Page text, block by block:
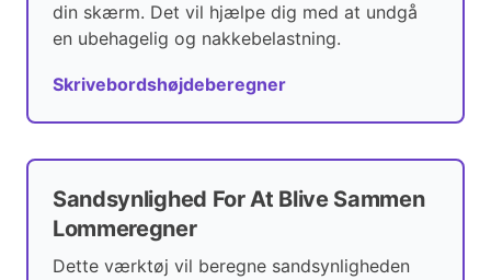
din skærm. Det vil hjælpe dig med at undgå
en ubehagelig og nakkebelastning.
Skrivebordshøjdeberegner
Sandsynlighed For At Blive Sammen
Lommeregner
Dette værktøj vil beregne sandsynligheden